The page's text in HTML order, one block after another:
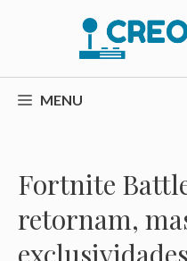
conteúdo
MENU
Fortnite
retornam,